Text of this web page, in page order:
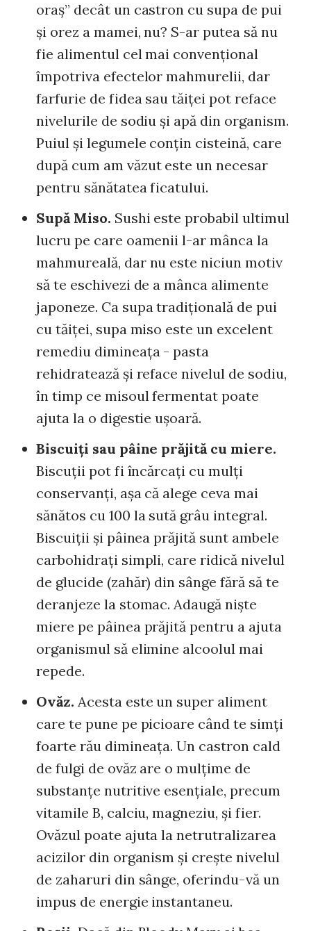
oraş” decât un castron cu supa de pui
şi orez a mamei, nu? S-ar putea să nu
fie alimentul cel mai convenţional
împotriva efectelor mahmurelii, dar
farfurie de fidea sau tăiţei pot reface
nivelurile de sodiu şi apă din organism.
Puiul şi legumele conţin cisteină, care
după cum am văzut este un necesar
pentru sănătatea ficatului.
Supă Miso. Sushi este probabil ultimul
lucru pe care oamenii l-ar mânca la
mahmureală, dar nu este niciun motiv
să te eschivezi de a mânca alimente
japoneze. Ca supa tradiţională de pui
cu tăiţei, supa miso este un excelent
remediu dimineaţa - pasta
rehidratează şi reface nivelul de sodiu,
în timp ce misoul fermentat poate
ajuta la o digestie uşoară.
Biscuiţi sau pâine prăjită cu miere.
Biscuţii pot fi încărcaţi cu mulţi
conservanţi, aşa că alege ceva mai
sănătos cu 100 la sută grâu integral.
Biscuiţii şi pâinea prăjită sunt ambele
carbohidraţi simpli, care ridică nivelul
de glucide (zahăr) din sânge fără să te
deranjeze la stomac. Adaugă nişte
miere pe pâinea prăjită pentru a ajuta
organismul să elimine alcoolul mai
repede.
Ovăz. Acesta este un super aliment
care te pune pe picioare când te simţi
foarte rău dimineaţa. Un castron cald
de fulgi de ovăz are o mulţime de
substanţe nutritive esenţiale, precum
vitamile B, calciu, magneziu, şi fier.
Ovăzul poate ajuta la netrutralizarea
acizilor din organism şi creşte nivelul
de zaharuri din sânge, oferindu-vă un
impus de energie instantaneu.